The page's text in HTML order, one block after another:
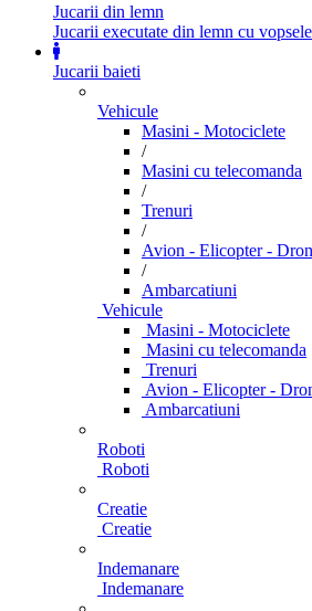
Jucarii din lemn
Jucarii executate din lemn cu
Jucarii baieti
Vehicule
Masini - Motociclete
/
Masini cu telecomanda
/
Trenuri
/
Avion - Elicopter -
/
Ambarcatiuni
Vehicule
Masini - Motociclete
Masini cu telecomanda
Trenuri
Avion - Elicopter -
Ambarcatiuni
Roboti
Roboti
Creatie
Creatie
Indemanare
Indemanare